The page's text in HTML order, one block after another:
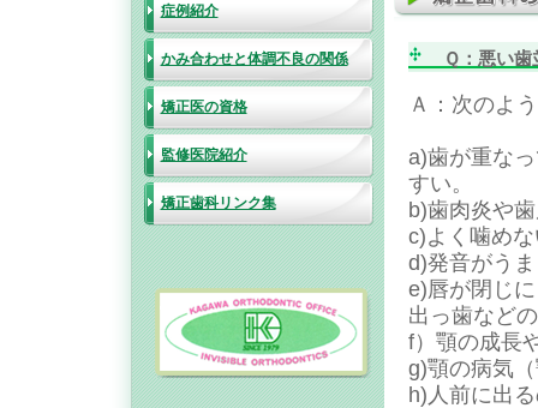
症例紹介
かみ合わせと体調不良の関係
矯正医の資格
監修医院紹介
矯正歯科リンク集
Ｑ：悪い歯
Ａ：次のよ
a)歯が重な
すい。
b)歯肉炎や
c)よく噛め
d)発音がう
e)唇が閉じ
出っ歯など
f）顎の成長
g)顎の病気
h)人前に出